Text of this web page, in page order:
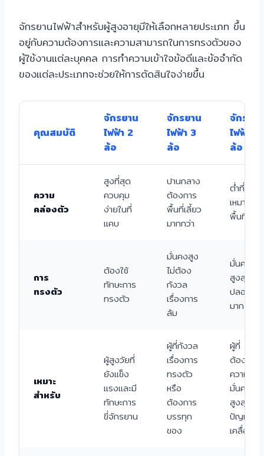
จักรยานไฟฟ้าสำหรับผู้สูงอายุมีให้เลือกหลายประเภท ขึ้น
อยู่กับความต้องการและความสามารถในการทรงตัวของ
ผู้ใช้งานแต่ละบุคคล การทำความเข้าใจข้อดีและข้อจำกัด
ของแต่ละประเภทจะช่วยให้การตัดสินใจง่ายขึ้น
คุณสมบัติ
จักรยาน
ไฟฟ้า 2
ล้อ
จักรยาน
ไฟฟ้า 3
ล้อ
จักรยาน
ไฟฟ้า 4
ล้อ
ความ
คล่องตัว
สูงที่สุด
ควบคุม
ง่ายในที่
แคบ
ปานกลาง
ต้องการ
พื้นที่เลี้ยว
มากกว่า
ต่ำที่สุด
เหมาะกับ
พื้นที่โล่ง
การ
ทรงตัว
ต้องใช้
ทักษะการ
ทรงตัว
มั่นคงสูง
ไม่ต้อง
กังวล
เรื่องการ
ล้ม
มั่นคง
สูงสุด
ปลอดภัย
มาก
เหมาะ
สำหรับ
ผู้สูงวัยที่
ยังแข็ง
แรงและมี
ทักษะการ
ขี่จักรยาน
ผู้ที่กังวล
เรื่องการ
ทรงตัว
หรือ
ต้องการ
บรรทุก
ของ
ผู้ที่
ต้องการ
ความ
มั่นคง
สูงสุด มี
ปัญหากา
เคลื่อนไห